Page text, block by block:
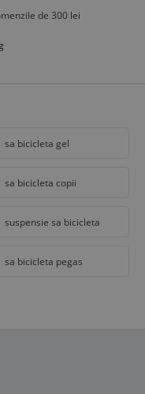
de 300 lei
sa bicicleta gel
sa bicicleta copii
suspensie sa bicicleta
sa bicicleta pegas